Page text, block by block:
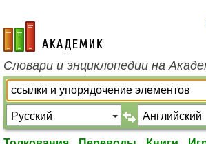
academic.ru
Словари и энциклопедии на